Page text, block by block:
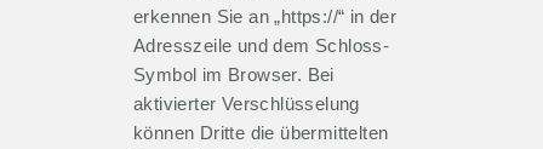
erkennen Sie an „https://“ in der
Adresszeile und dem Schloss-
Symbol im Browser. Bei
aktivierter Verschlüsselung
können Dritte die übermittelten